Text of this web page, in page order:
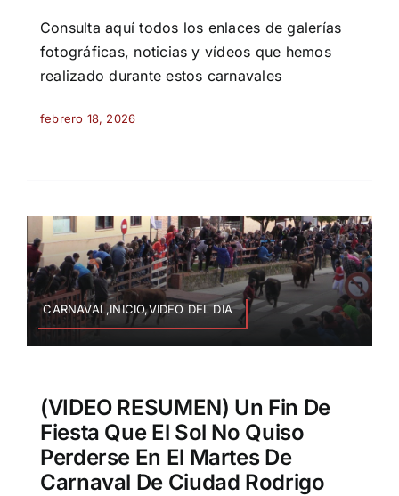
Consulta aquí todos los enlaces de galerías
fotográficas, noticias y vídeos que hemos
realizado durante estos carnavales
febrero 18, 2026
CARNAVAL,INICIO,VIDEO DEL DIA
(VIDEO RESUMEN) Un Fin De
Fiesta Que El Sol No Quiso
Perderse En El Martes De
Carnaval De Ciudad Rodrigo